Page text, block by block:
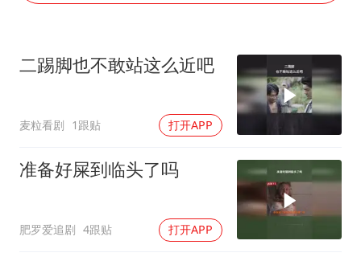
酒店回应车内过夜被收150元
商场现钱学森巨幅海报 负责人回应
36岁男演员成景区NPC后人气爆棚
夏日经济乘“热”而上 消费市场向“新”而行
乐享全民健身 共筑健康中国
二踢脚也不敢站这么近吧
麦粒看剧 1跟贴 打开APP
准备好屎到临头了吗
肥罗爱追剧 4跟贴 打开APP